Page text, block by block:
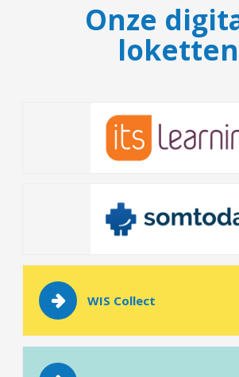
Onze
loketten
WIS Collect